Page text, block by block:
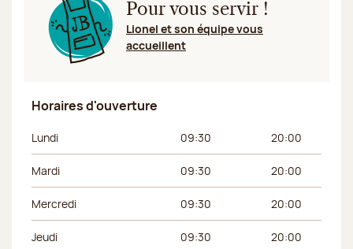
Pour vous servir !
Lionel et son équipe vous
accueillent
Horaires d'ouverture
Jour de la semaine Horaires du matin Horaires de
Lundi 09:30 20:00
Mardi 09:30 20:00
Mercredi 09:30 20:00
Jeudi 09:30 20:00